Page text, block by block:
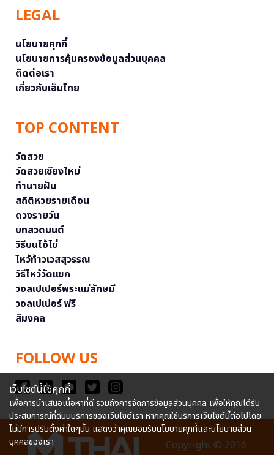
LEGAL
นโยบายคุกกี้
นโยบายการคุ้มครองข้อมูลส่วนบุคคล
ติดต่อเรา
เกี่ยวกับเอ็มไทย
TOP CONTENT
วัดสวย
วัดสวยเชียงใหม่
ทำนายฝัน
สถิติหวยรายเดือน
ดวงรายวัน
บทสวดมนต์
วิธีบนไอ้ไข่
ไหว้ท้าวเวสสุวรรณ
วิธีไหว้วัดแขก
วอลเปเปอร์พระแม่ลักษมี
วอลเปเปอร์ ฟรี
สีมงคล
FOLLOW US
Copyright © 2016
เว็บไซต์นี้ใช้คุกกี้
เพื่อการนำเสนอเนื้อหาที่ดี รวมถึงการจัดการข้อมูลส่วนบุคคล เพื่อให้คุณได้รับ
ประสบการณ์ที่ดีบนบริการของเว็บไซต์เรา หากคุณใช้บริการเว็บไซต์นี้ต่อไปโดย
ไม่มีการปรับตั้งค่าใดๆนั้น แสดงว่าคุณยอมรับนโยบายคุกกี้และนโยบายส่วน
บุคคลของเรา